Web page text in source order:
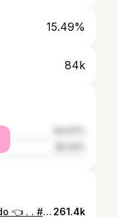
15.49%
84k
Concorda?🤔 Segue @profheraldo 👈 . . #escola #professor #pedagogia #blumenau #colegio 261.4k